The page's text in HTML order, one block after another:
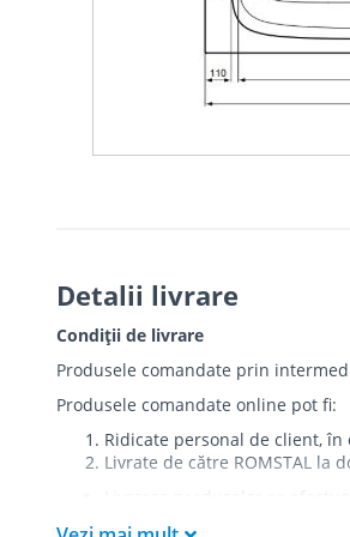
Detalii livrare
Condiții de livrare
Produsele comandate prin
Produsele comandate online pot fi:
Ridicate personal de client, în
Livrate de către ROMSTAL
Livrarea produselor se